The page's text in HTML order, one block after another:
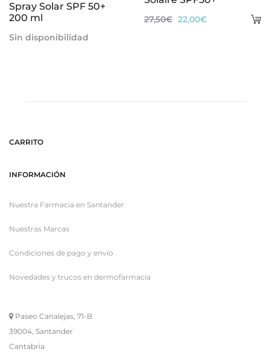
Spray Solar SPF 50+
200 ml
Sin disponibilidad
27,50€ El
22,00€El
CARRITO
INFORMACIÓN
Nuestra Farmacia en Santander
Nuestras Marcas
Condiciones de pago y envío
Novedades y trucos en dermofarmacia
Paseo Canalejas, 71-B
39004, Santander
Cantabria